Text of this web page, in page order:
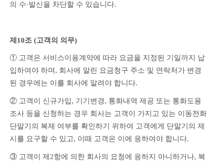
의 수·발신을 차단할 수 있습니다.
제10조 (고객의 의무)
① 고객은 서비스이용계약에 따라 요금을 지정된 기일까지 납
입하여야 하며, 회사에 알린 요금청구 주소 및 연락처가 변경
된 경우에는 이를 회사에 알려야 합니다.
② 고객이 신규가입, 기기변경, 통화내역 제공 또는 통화도용
조사 등을 신청하는 경우 회사는 고객이 가지고 있는 이동전화
단말기의 복제 여부를 확인하기 위하여 고객에게 단말기의 제
시를 요구할 수 있고, 이때 고객은 이에 응하여야 합니다.
③ 고객이 제2항에 의한 회사의 요청에 응하지 아니하거나, 복